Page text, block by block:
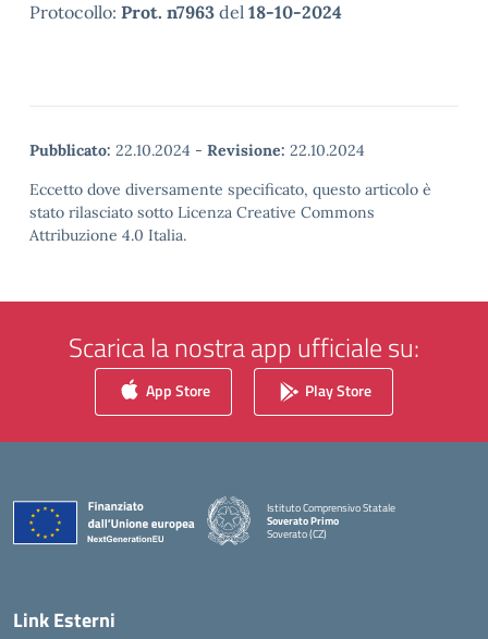
Protocollo: Prot. n7963 del 18-10-2024
Pubblicato: 22.10.2024 - Revisione: 22.10.2024
Eccetto dove diversamente specificato, questo articolo è
stato rilasciato sotto Licenza Creative Commons
Attribuzione 4.0 Italia.
Scarica la nostra app ufficiale su:
App Store Play Store
Istituto Comprensivo Statale
Soverato Primo
Soverato (CZ)
Link Esterni